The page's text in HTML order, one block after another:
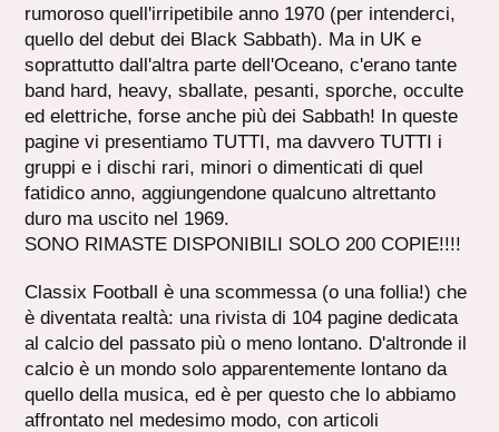
rumoroso quell'irripetibile anno 1970 (per intenderci,
quello del debut dei Black Sabbath). Ma in UK e
soprattutto dall'altra parte dell'Oceano, c'erano tante
band hard, heavy, sballate, pesanti, sporche, occulte
ed elettriche, forse anche più dei Sabbath! In queste
pagine vi presentiamo TUTTI, ma davvero TUTTI i
gruppi e i dischi rari, minori o dimenticati di quel
fatidico anno, aggiungendone qualcuno altrettanto
duro ma uscito nel 1969.
SONO RIMASTE DISPONIBILI SOLO 200 COPIE!!!!
Classix Football è una scommessa (o una follia!) che
è diventata realtà: una rivista di 104 pagine dedicata
al calcio del passato più o meno lontano. D'altronde il
calcio è un mondo solo apparentemente lontano da
quello della musica, ed è per questo che lo abbiamo
affrontato nel medesimo modo, con articoli